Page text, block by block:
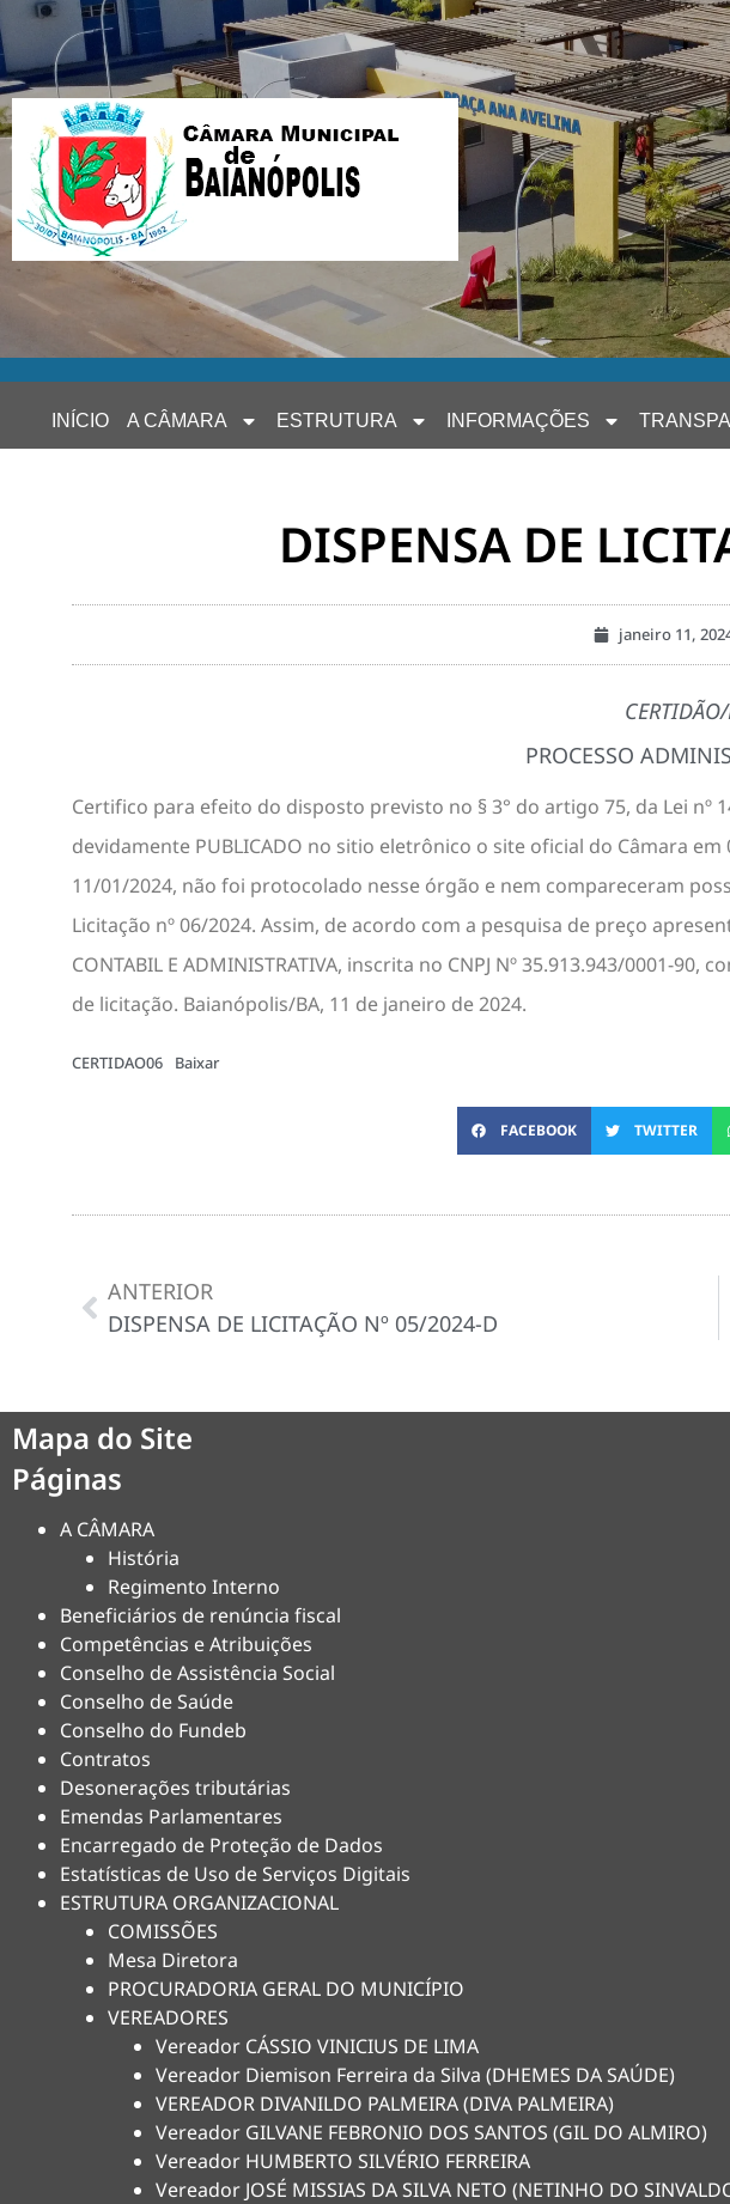
INÍCIO A CÂMARA ESTRUTURA INFORMAÇÕES
DISPENSA DE
janeiro 11,
PROCESSO
Certifico para efeito do disposto previsto no § 3° do artigo 75, da Lei nº
devidamente PUBLICADO no sitio eletrônico o site oficial do Câmara
11/01/2024, não foi protocolado nesse órgão e nem compareceram
Licitação nº 06/2024. Assim, de acordo com a pesquisa de preço
CONTABIL E ADMINISTRATIVA, inscrita no CNPJ Nº 35.913.943/0001-
de licitação. Baianópolis/BA, 11 de janeiro de 2024.
CERTIDAO06 Baixar
FACEBOOK TWITTER
ANTERIOR
DISPENSA DE LICITAÇÃO Nº 05/2024-D
Mapa do Site
Páginas
A CÂMARA
História
Regimento Interno
Beneficiários de renúncia fiscal
Competências e Atribuições
Conselho de Assistência Social
Conselho de Saúde
Conselho do Fundeb
Contratos
Desonerações tributárias
Emendas Parlamentares
Encarregado de Proteção de Dados
Estatísticas de Uso de Serviços Digitais
ESTRUTURA ORGANIZACIONAL
COMISSÕES
Mesa Diretora
PROCURADORIA GERAL DO MUNICÍPIO
VEREADORES
Vereador CÁSSIO VINICIUS DE LIMA
Vereador Diemison Ferreira da Silva (DHEMES DA SAÚDE)
VEREADOR DIVANILDO PALMEIRA (DIVA PALMEIRA)
Vereador GILVANE FEBRONIO DOS SANTOS (GIL DO ALMIRO)
Vereador HUMBERTO SILVÉRIO FERREIRA
Vereador JOSÉ MISSIAS DA SILVA NETO (NETINHO DO